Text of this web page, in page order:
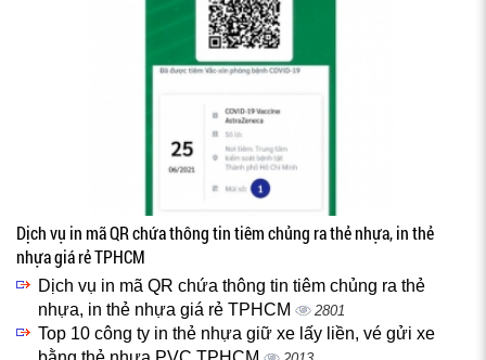
Dịch vụ in mã QR chứa thông tin tiêm chủng ra thẻ nhựa, in thẻ
nhựa giá rẻ TPHCM
Dịch vụ in mã QR chứa thông tin tiêm chủng ra thẻ
nhựa, in thẻ nhựa giá rẻ TPHCM
2801
Top 10 công ty in thẻ nhựa giữ xe lấy liền, vé gửi xe